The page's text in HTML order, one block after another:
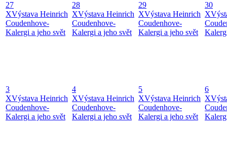
27
XVýstava Heinrich
Coudenhove-
Kalergi a jeho svět
28
XVýstava Heinrich
Coudenhove-
Kalergi a jeho svět
29
XVýstava Heinrich
Coudenhove-
Kalergi a jeho svět
30
X
3
XVýstava Heinrich
Coudenhove-
Kalergi a jeho svět
4
XVýstava Heinrich
Coudenhove-
Kalergi a jeho svět
5
XVýstava Heinrich
Coudenhove-
Kalergi a jeho svět
6
X